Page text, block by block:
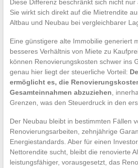
Diese Differenz beschränkt sich nicht
Sie wirkt sich direkt auf die Mietrendite
Altbau und Neubau bei vergleichbarer
Eine günstigere alte Immobilie generiert
besseres Verhältnis von Miete zu
können Renovierungskosten schwer ins
genau hier liegt der steuerliche Vorteil:
ermöglicht es, die
Gesamteinnahmen abzuziehen,
Grenzen, was den Steuerdruck in den
Der Neubau bleibt in bestimmten Fällen
Renovierungsarbeiten, zehnjährige
Energiestandards. Aber für einen
Nettorendite sucht, bleibt die renovierte
leistungsfähiger, vorausgesetzt, das